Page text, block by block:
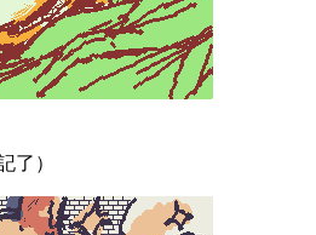
了）